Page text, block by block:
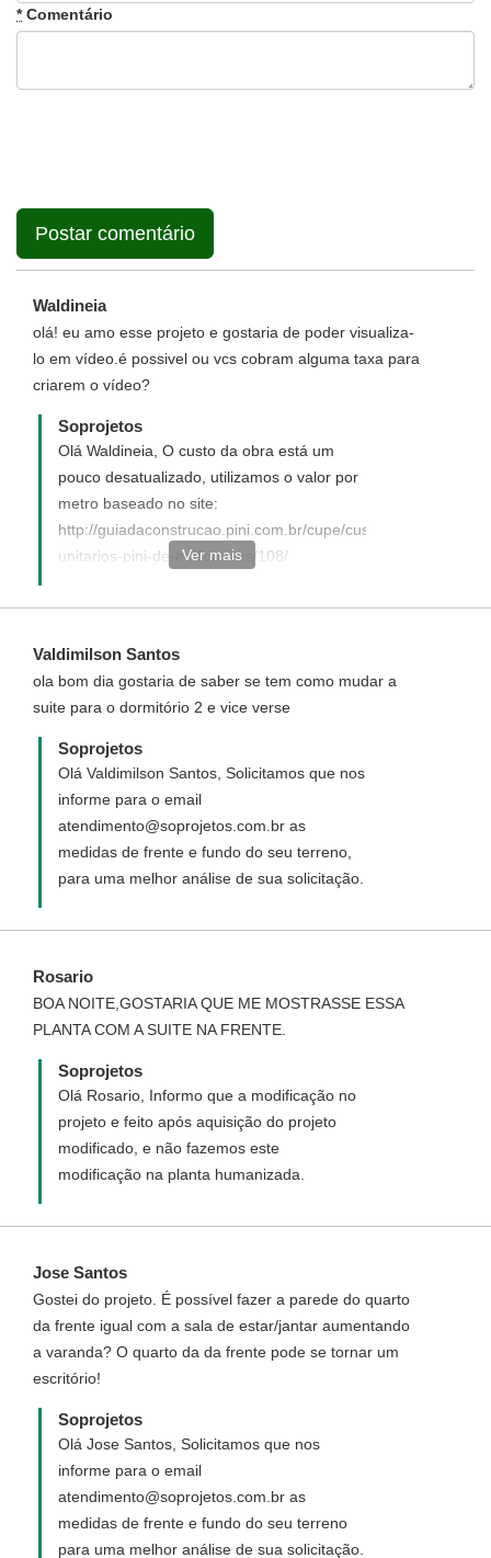
*Comentário
Waldineia
olá! eu amo esse projeto e gostaria de poder visualiza-
lo em vídeo.é possivel ou vcs cobram alguma taxa para
criarem o vídeo?
Soprojetos
Olá Waldineia, O custo da obra está um
pouco desatualizado, utilizamos o valor por
metro baseado no site:
http://guiadaconstrucao.pini.com.br/cupe/custos-
unitarios-pini-de-edificacoes/108/
padrão de um Sobrado Padrão Popular de
blocos de concreto, janelas de alumínio e
portas de madeira, revestimento de azulejo
(áreas molháveis) e argamassa e pintura
látex (áreas secas), cobertura com
estrutura de madeira e telha cerâmica.##
Portanto este valor só serve como uma
referência aproximada sobre o custo da
obra ##
Ver mais
Valdimilson Santos
ola bom dia gostaria de saber se tem como mudar a
suite para o dormitório 2 e vice verse
Soprojetos
Olá Valdimilson Santos, Solicitamos que nos
informe para o email
atendimento@soprojetos.com.br as
medidas de frente e fundo do seu terreno,
para uma melhor análise de sua solicitação.
Rosario
BOA NOITE,GOSTARIA QUE ME MOSTRASSE ESSA
PLANTA COM A SUITE NA FRENTE.
Soprojetos
Olá Rosario, Informo que a modificação no
projeto e feito após aquisição do projeto
modificado, e não fazemos este
modificação na planta humanizada.
Jose Santos
Gostei do projeto. É possível fazer a parede do quarto
da frente igual com a sala de estar/jantar aumentando
a varanda? O quarto da da frente pode se tornar um
escritório!
Soprojetos
Olá Jose Santos, Solicitamos que nos
informe para o email
atendimento@soprojetos.com.br as
medidas de frente e fundo do seu terreno
para uma melhor análise de sua solicitação.